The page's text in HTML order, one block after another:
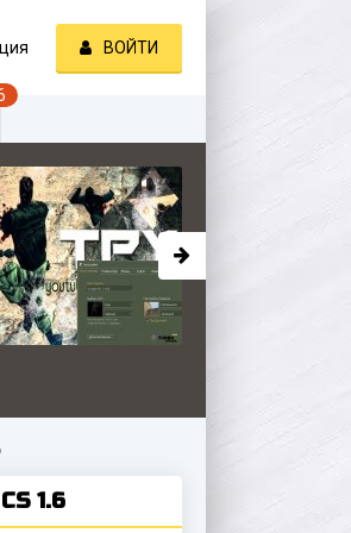
1.6
ВОЙТИ